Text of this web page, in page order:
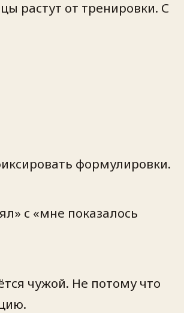
растут от тренировки. С
формулировки.
с «мне показалось
чужой. Не потому что